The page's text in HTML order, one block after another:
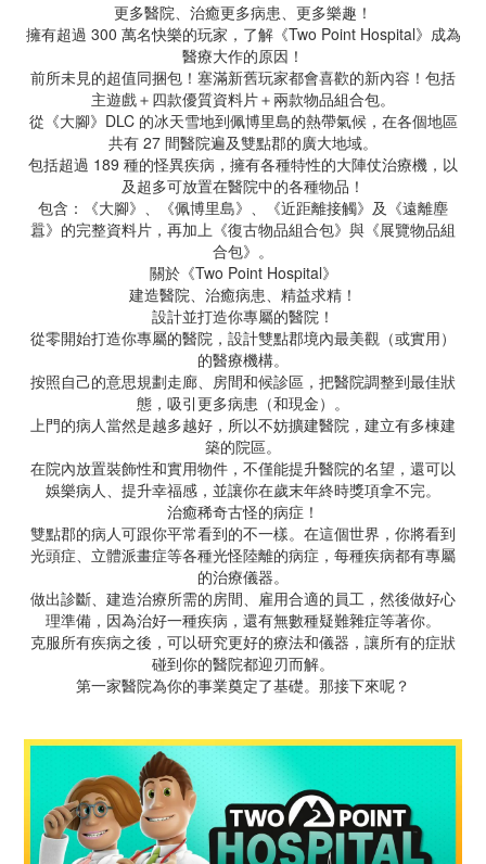
更多醫院、治癒更多病患、更多樂趣！
擁有超過 300 萬名快樂的玩家，了解《Two Point Hospital》成為
醫療大作的原因！
前所未見的超值同捆包！塞滿新舊玩家都會喜歡的新內容！包括
主遊戲＋四款優質資料片＋兩款物品組合包。
從《大腳》DLC 的冰天雪地到佩博里島的熱帶氣候，在各個地區
共有 27 間醫院遍及雙點郡的廣大地域。
包括超過 189 種的怪異疾病，擁有各種特性的大陣仗治療機，以
及超多可放置在醫院中的各種物品！
包含：《大腳》、《佩博里島》、《近距離接觸》及《遠離塵
囂》的完整資料片，再加上《復古物品組合包》與《展覽物品組
合包》。
關於《Two Point Hospital》
建造醫院、治癒病患、精益求精！
設計並打造你專屬的醫院！
從零開始打造你專屬的醫院，設計雙點郡境內最美觀（或實用）
的醫療機構。
按照自己的意思規劃走廊、房間和候診區，把醫院調整到最佳狀
態，吸引更多病患（和現金）。
上門的病人當然是越多越好，所以不妨擴建醫院，建立有多棟建
築的院區。
在院內放置裝飾性和實用物件，不僅能提升醫院的名望，還可以
娛樂病人、提升幸福感，並讓你在歲末年終時獎項拿不完。
治癒稀奇古怪的病症！
雙點郡的病人可跟你平常看到的不一樣。在這個世界，你將看到
光頭症、立體派畫症等各種光怪陸離的病症，每種疾病都有專屬
的治療儀器。
做出診斷、建造治療所需的房間、雇用合適的員工，然後做好心
理準備，因為治好一種疾病，還有無數種疑難雜症等著你。
克服所有疾病之後，可以研究更好的療法和儀器，讓所有的症狀
碰到你的醫院都迎刃而解。
第一家醫院為你的事業奠定了基礎。那接下來呢？